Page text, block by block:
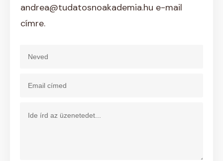
andrea@tudatosnoakademia.hu e-mail
címre.